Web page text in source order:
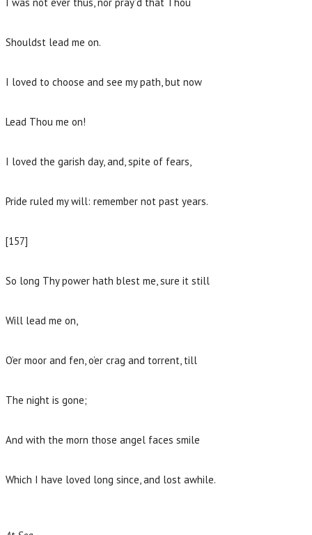
Shouldst lead me on.
I loved to choose and see my path, but now
Lead Thou me on!
I loved the garish day, and, spite of fears,
Pride ruled my will: remember not past years.
[157]
So long Thy power hath blest me, sure it still
Will lead me on,
O’er moor and fen, o’er crag and torrent, till
The night is gone;
And with the morn those angel faces smile
Which I have loved long since, and lost awhile.